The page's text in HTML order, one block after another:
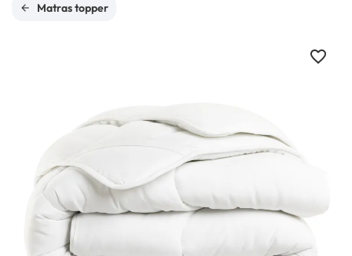
Matras topper
favorite_border